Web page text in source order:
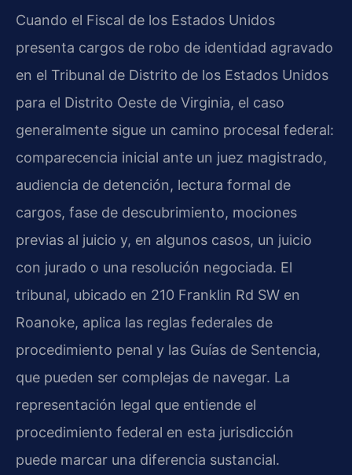
Cuando el Fiscal de los Estados Unidos
presenta cargos de robo de identidad agravado
en el Tribunal de Distrito de los Estados Unidos
para el Distrito Oeste de Virginia, el caso
generalmente sigue un camino procesal federal:
comparecencia inicial ante un juez magistrado,
audiencia de detención, lectura formal de
cargos, fase de descubrimiento, mociones
previas al juicio y, en algunos casos, un juicio
con jurado o una resolución negociada. El
tribunal, ubicado en 210 Franklin Rd SW en
Roanoke, aplica las reglas federales de
procedimiento penal y las Guías de Sentencia,
que pueden ser complejas de navegar. La
representación legal que entiende el
procedimiento federal en esta jurisdicción
puede marcar una diferencia sustancial.